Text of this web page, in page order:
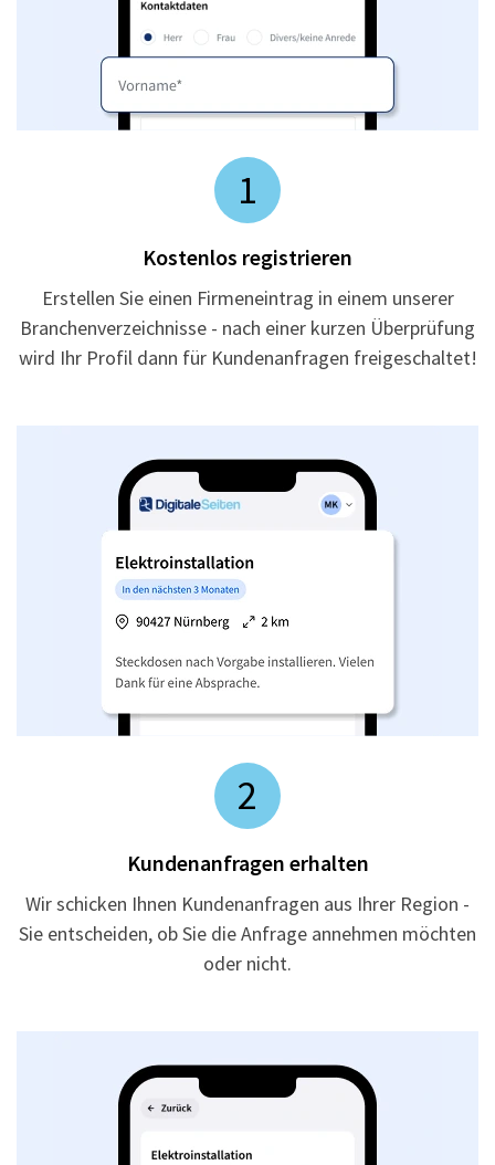
1
Kostenlos registrieren
Erstellen Sie einen Firmeneintrag in einem unserer
Branchenverzeichnisse - nach einer kurzen Überprüfung
wird Ihr Profil dann für Kundenanfragen freigeschaltet!
2
Kundenanfragen erhalten
Wir schicken Ihnen Kundenanfragen aus Ihrer Region -
Sie entscheiden, ob Sie die Anfrage annehmen möchten
oder nicht.